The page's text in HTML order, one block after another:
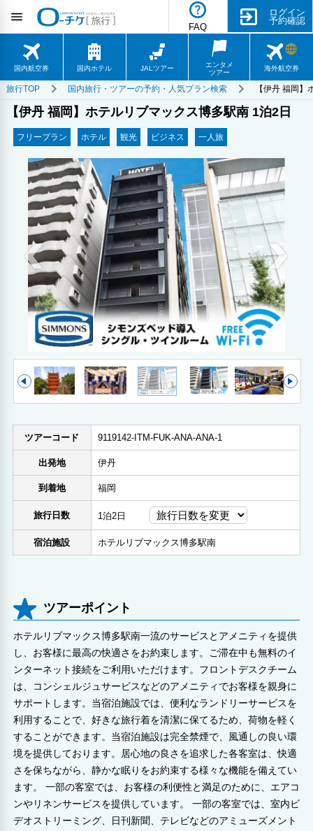
FAQ
ログイン
予約確認
国内航空券 国内ホテル JALツアー
エンタメ
ツアー
海外航空券
旅行TOP 国内旅行・ツアーの予約・人気プラン検索 【伊丹 福岡
【伊丹 福岡】ホテルリブマックス博多駅南 1泊2日
フリープラン ホテル 観光 ビジネス 一人旅
ツアーコード 9119142-ITM-FUK-ANA-ANA-1
出発地 伊丹
到着地 福岡
旅行日数 1泊2日
宿泊施設 ホテルリブマックス博多駅南
ツアーポイント
ホテルリブマックス博多駅南一流のサービスとアメニティを提供
し、お客様に最高の快適さをお約束します。ご滞在中も無料のイ
ンターネット接続をご利用いただけます。フロントデスクチーム
は、コンシェルジュサービスなどのアメニティでお客様を親身に
サポートします。当宿泊施設では、便利なランドリーサービスを
利用することで、好きな旅行着を清潔に保てるため、荷物を軽く
することができます。当宿泊施設は完全禁煙で、風通しの良い環
境を提供しております。居心地の良さを追求した各客室は、快適
さを保ちながら、静かな眠りをお約束する様々な機能を備えてい
ます。 一部の客室では、お客様の利便性と満足のために、エアコ
ンやリネンサービスを提供しています。 一部の客室では、室内ビ
デオストリーミング、日刊新聞、テレビなどのアミューズメント